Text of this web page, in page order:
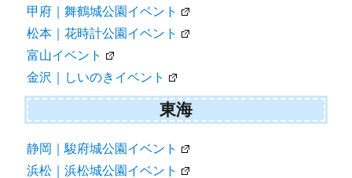
甲府｜舞鶴城公園イベント
松本｜花時計公園イベント
富山イベント
金沢｜しいのきイベント
東海
静岡｜駿府城公園イベント
浜松｜浜松城公園イベント